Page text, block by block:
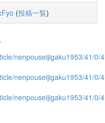
(投稿一覧)
nenpouseijigaku1953/41/0/
nenpouseijigaku1953/41/0/
nenpouseijigaku1953/41/0/